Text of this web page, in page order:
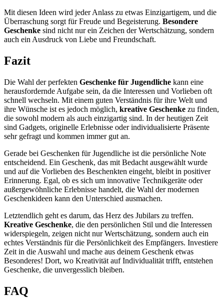
Mit diesen Ideen wird jeder Anlass zu etwas Einzigartigem, und die
Überraschung sorgt für Freude und Begeisterung. Besondere
Geschenke sind nicht nur ein Zeichen der Wertschätzung, sondern
auch ein Ausdruck von Liebe und Freundschaft.
Fazit
Die Wahl der perfekten Geschenke für Jugendliche kann eine
herausfordernde Aufgabe sein, da die Interessen und Vorlieben oft
schnell wechseln. Mit einem guten Verständnis für ihre Welt und
ihre Wünsche ist es jedoch möglich, kreative Geschenke zu finden,
die sowohl modern als auch einzigartig sind. In der heutigen Zeit
sind Gadgets, originelle Erlebnisse oder individualisierte Präsente
sehr gefragt und kommen immer gut an.
Gerade bei Geschenken für Jugendliche ist die persönliche Note
entscheidend. Ein Geschenk, das mit Bedacht ausgewählt wurde
und auf die Vorlieben des Beschenkten eingeht, bleibt in positiver
Erinnerung. Egal, ob es sich um innovative Technikgeräte oder
außergewöhnliche Erlebnisse handelt, die Wahl der modernen
Geschenkideen kann den Unterschied ausmachen.
Letztendlich geht es darum, das Herz des Jubilars zu treffen.
Kreative Geschenke, die den persönlichen Stil und die Interessen
widerspiegeln, zeigen nicht nur Wertschätzung, sondern auch ein
echtes Verständnis für die Persönlichkeit des Empfängers. Investiere
Zeit in die Auswahl und mache aus deinem Geschenk etwas
Besonderes! Dort, wo Kreativität auf Individualität trifft, entstehen
Geschenke, die unvergesslich bleiben.
FAQ